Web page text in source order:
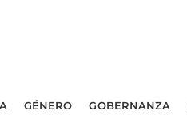
GÉNERO GOBERNANZA